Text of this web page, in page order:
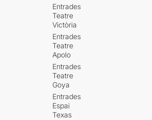
Entrades
Teatre
Victòria
Entrades
Teatre
Apolo
Entrades
Teatre
Goya
Entrades
Espai
Texas